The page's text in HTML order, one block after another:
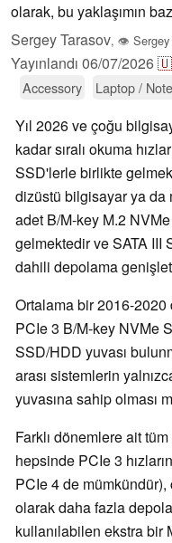
olarak, bu yaklaşımın
Sergey Tarasov, 👁
Yayınlandı 06/07/2026
Accessory Laptop /
Yıl 2026 ve çoğu
kadar sıralı okuma
SSD'lerle birlikte
dizüstü bilgisayar ya da
adet B/M-key M.2
gelmektedir ve SATA III
dahili depolama
Ortalama bir 2016-
PCIe 3 B/M-key NVMe
SSD/HDD yuvası
arası sistemlerin
yuvasına sahip olması
Farklı dönemlere ait
hepsinde PCIe 3
PCIe 4 de
olarak daha fazla
kullanılabilen ekstra bir